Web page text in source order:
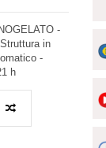
-
in
-
h